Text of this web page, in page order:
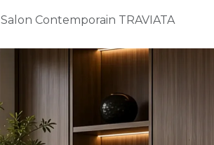
Salon Contemporain TRAVIATA